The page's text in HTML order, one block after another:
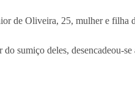
de Oliveira, 25, mulher e filha
sumiço deles, desencadeou-